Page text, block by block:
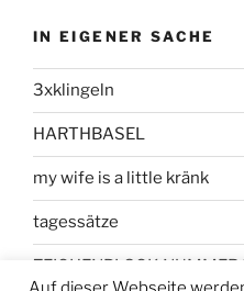
IN EIGENER SACHE
3xklingeln
HARTHBASEL
my wife is a little kränk
tagessätze
ZEICHENBLOCK